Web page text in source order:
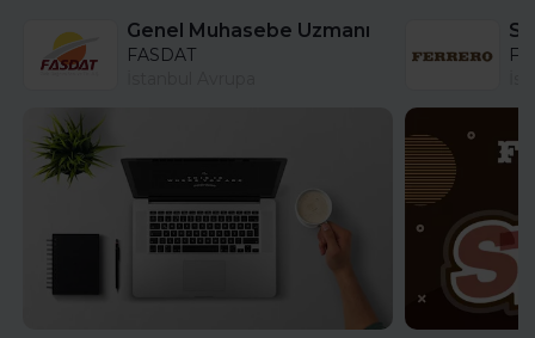
Genel Muhasebe Uzmanı
FASDAT